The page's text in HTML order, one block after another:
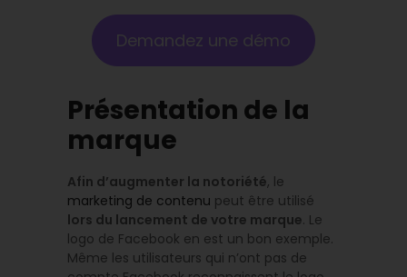
Demandez une démo
Présentation de la
marque
Afin d’augmenter la notoriété, le
marketing de contenu peut être utilisé
lors du lancement de votre marque. Le
logo de Facebook en est un bon exemple.
Même les utilisateurs qui n’ont pas de